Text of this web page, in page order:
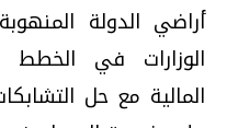
أراضي الدولة
الوزارات في الخطط
المالية مع حل